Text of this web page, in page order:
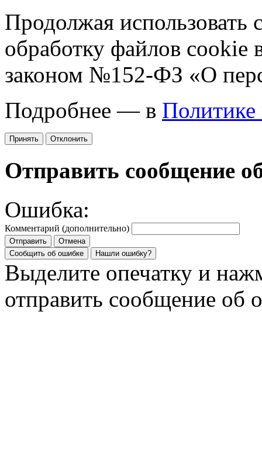
Продолжая использовать
обработку файлов cookie
законом №152-ФЗ «О
Подробнее — в Политике
Принять Отклонить
Отправить сообщение
Ошибка:
Комментарий (дополнительно)
Отправить
Отмена
Сообщить об ошибке
Нашли ошибку?
Выделите опечатку и
отправить сообщение об